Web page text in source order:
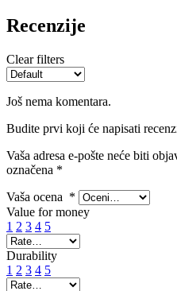
Recenzije
Clear filters
Još nema komentara.
Budite prvi koji će napisati
Vaša adresa e-pošte neće biti
označena *
Vaša ocena *
Value for money
1 2 3 4 5
Durability
1 2 3 4 5